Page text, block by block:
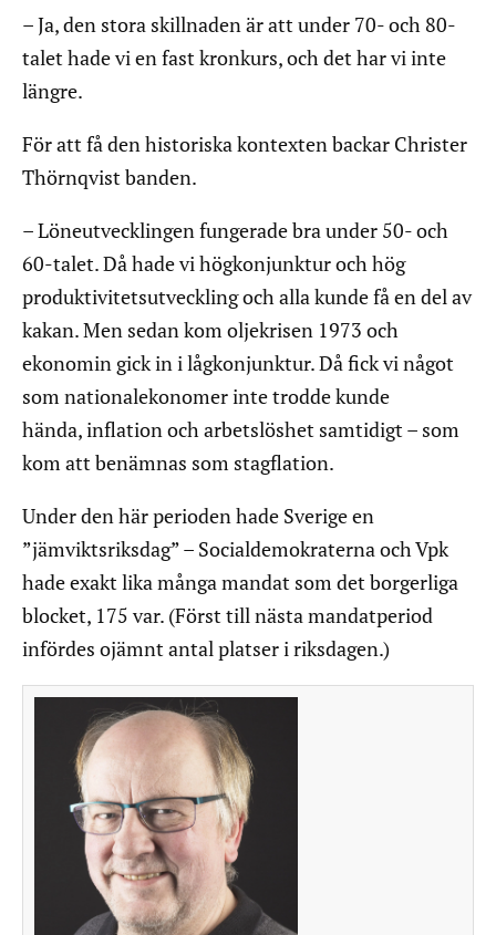
– Ja, den stora skillnaden är att under 70- och 80-
talet hade vi en fast kronkurs, och det har vi inte
längre.
För att få den historiska kontexten backar Christer
Thörnqvist banden.
– Löneutvecklingen fungerade bra under 50- och
60-talet. Då hade vi högkonjunktur och hög
produktivitetsutveckling och alla kunde få en del av
kakan. Men sedan kom oljekrisen 1973 och
ekonomin gick in i lågkonjunktur. Då fick vi något
som nationalekonomer inte trodde kunde
hända, inflation och arbetslöshet samtidigt – som
kom att benämnas som stagflation.
Under den här perioden hade Sverige en
”jämviktsriksdag” – Socialdemokraterna och Vpk
hade exakt lika många mandat som det borgerliga
blocket, 175 var. (Först till nästa mandatperiod
infördes ojämnt antal platser i riksdagen.)